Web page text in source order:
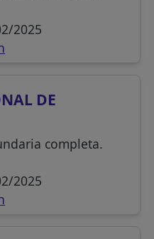
2025
DE
completa.
2025